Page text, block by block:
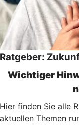
Ratgeber:
Wichtiger
Hier finden Sie alle
aktuellen Themen